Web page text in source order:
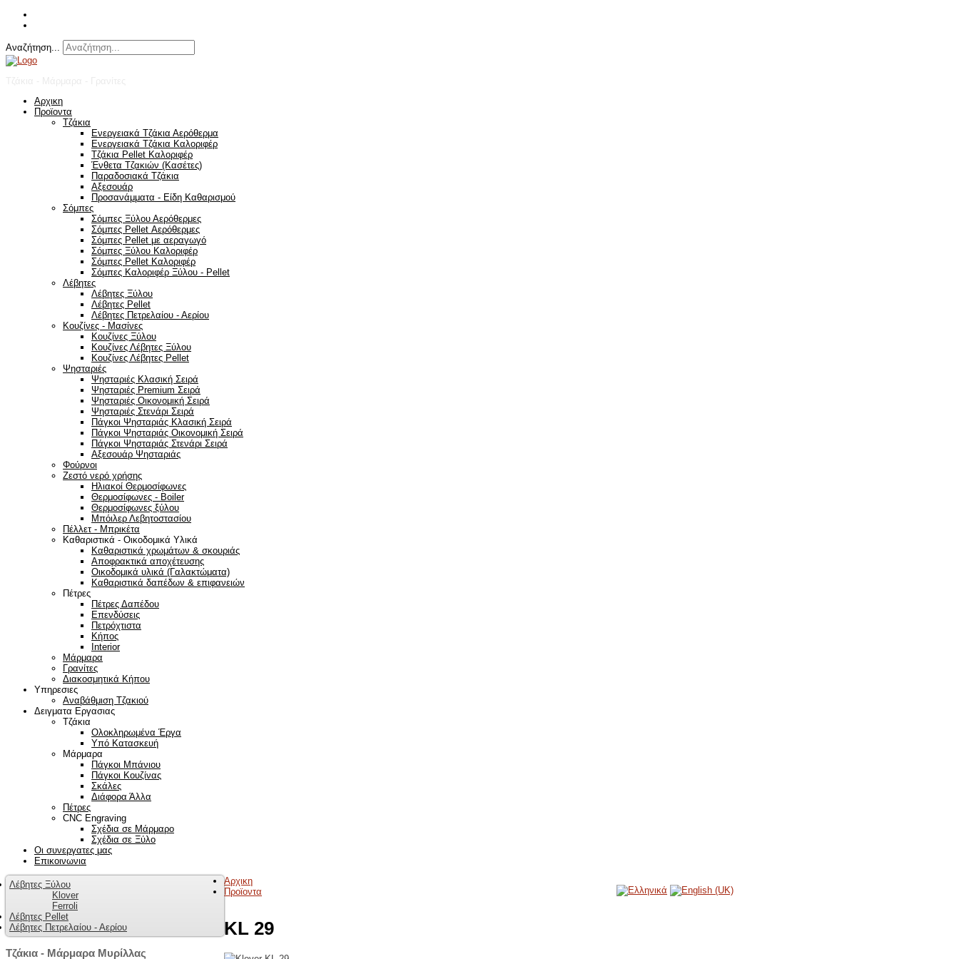
Αναζήτηση...
Αρχικη
Προϊοντα
Τζάκια
Ενεργειακά Τζάκια Αερόθερμα
Ενεργειακά Τζάκια Καλοριφέρ
Τζάκια Pellet Καλοριφέρ
Ένθετα Τζακιών (Κασέτες)
Παραδοσιακά Τζάκια
Αξεσουάρ
Προσανάμματα - Είδη Καθαρισμού
Σόμπες
Σόμπες Ξύλου Αερόθερμες
Σόμπες Pellet Αερόθερμες
Σόμπες Pellet με αεραγωγό
Σόμπες Ξύλου Καλοριφέρ
Σόμπες Pellet Καλοριφέρ
Σόμπες Καλοριφέρ Ξύλου - Pellet
Λέβητες
Λέβητες Ξύλου
Λέβητες Pellet
Λέβητες Πετρελαίου - Αερίου
Κουζίνες - Μασίνες
Κουζίνες Ξύλου
Κουζίνες Λέβητες Ξύλου
Κουζίνες Λέβητες Pellet
Ψησταριές
Ψησταριές Κλασική Σειρά
Ψησταριές Premium Σειρά
Ψησταριές Οικονομική Σειρά
Ψησταριές Στενάρι Σειρά
Πάγκοι Ψησταριάς Κλασική Σειρά
Πάγκοι Ψησταριάς Οικονομική Σειρά
Πάγκοι Ψησταριάς Στενάρι Σειρά
Αξεσουάρ Ψησταριάς
Φούρνοι
Ζεστό νερό χρήσης
Ηλιακοί Θερμοσίφωνες
Θερμοσίφωνες - Boiler
Θερμοσίφωνες ξύλου
Μπόιλερ Λεβητοστασίου
Πέλλετ - Μπρικέτα
Καθαριστικά - Οικοδομικά Υλικά
Καθαριστικά χρωμάτων & σκουριάς
Αποφρακτικά αποχέτευσης
Οικοδομικά υλικά (Γαλακτώματα)
Καθαριστικά δαπέδων & επιφανειών
Πέτρες
Πέτρες Δαπέδου
Επενδύσεις
Πετρόχτιστα
Κήπος
Interior
Μάρμαρα
Γρανίτες
Διακοσμητικά Κήπου
Υπηρεσιες
Αναβάθμιση Τζακιού
Δειγματα Εργασιας
Τζάκια
Ολοκληρωμένα Έργα
Υπό Κατασκευή
Μάρμαρα
Πάγκοι Μπάνιου
Πάγκοι Κουζίνας
Σκάλες
Διάφορα Άλλα
Πέτρες
CNC Engraving
Σχέδια σε Μάρμαρο
Σχέδια σε Ξύλο
Οι συνεργατες μας
Επικοινωνια
Λέβητες Ξύλου
Klover
Ferroli
Λέβητες Pellet
Λέβητες Πετρελαίου - Αερίου
Τζάκια - Μάρμαρα Μυρίλλας
KL 29
Αρχικη
Προϊοντα